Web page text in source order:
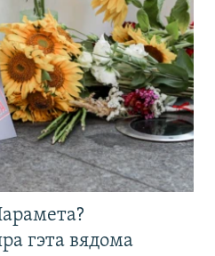
гэта вядома